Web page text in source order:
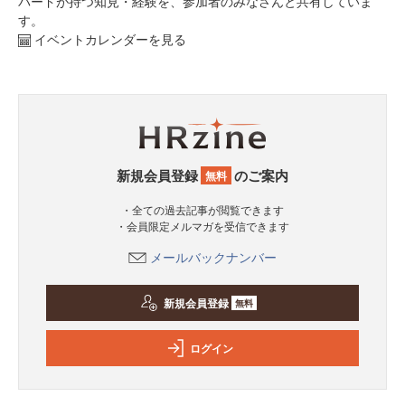
す。
イベントカレンダーを見る
新規会員登録 無料 のご案内
・全ての過去記事が閲覧できます
・会員限定メルマガを受信できます
メールバックナンバー
新規会員登録 無料
ログイン